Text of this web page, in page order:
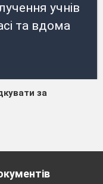
учнів
та вдома
за